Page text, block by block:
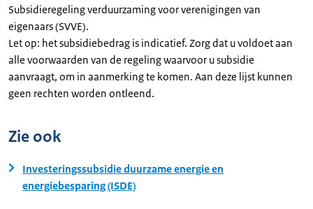
Subsidieregeling verduurzaming voor verenigingen van
eigenaars (SVVE).
Let op: het subsidiebedrag is indicatief. Zorg dat u voldoet aan
alle voorwaarden van de regeling waarvoor u subsidie
aanvraagt, om in aanmerking te komen. Aan deze lijst kunnen
geen rechten worden ontleend.
Zie ook
Investeringssubsidie duurzame energie en
energiebesparing (ISDE)